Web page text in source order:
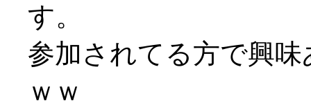
す。
参加されてる方で興
ｗｗ